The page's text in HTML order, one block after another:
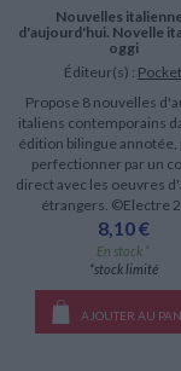
Nouvelles
d'aujourd'hui. Novelle
oggi
Éditeur(s) : Pocket
Propose 8 nouvelles
italiens contemporains
édition bilingue annotée,
perfectionner par un
direct avec les oeuvres
étrangers. ©Electre
8,10 €
En stock *
*stock limité
AJOUTER AU